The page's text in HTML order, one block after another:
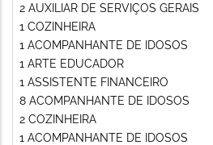
2 AUXILIAR DE SERVIÇOS GERAIS
1 COZINHEIRA
1 ACOMPANHANTE DE IDOSOS
1 ARTE EDUCADOR
1 ASSISTENTE FINANCEIRO
8 ACOMPANHANTE DE IDOSOS
2 COZINHEIRA
1 ACOMPANHANTE DE IDOSOS